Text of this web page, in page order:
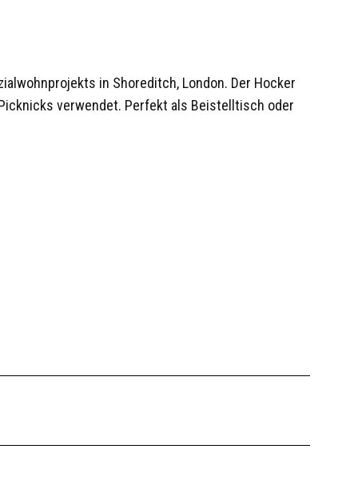
in Shoreditch, London. Der Hocker
verwendet. Perfekt als Beistelltisch oder